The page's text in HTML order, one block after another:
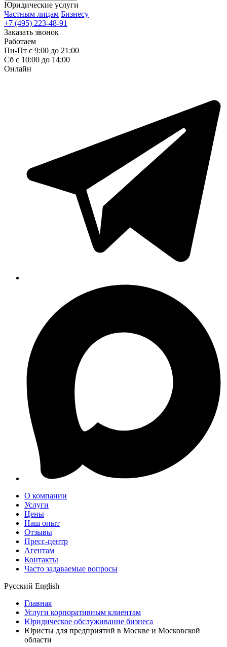
Юридические услуги
Частным лицам Бизнесу
+7 (495) 223-48-91
Заказать звонок
Работаем
Пн-Пт с 9:00 до 21:00
Сб с 10:00 до 14:00
Онлайн
О компании
Услуги
Цены
Наш опыт
Отзывы
Пресс-центр
Агентам
Контакты
Часто задаваемые вопросы
Русский English
Главная
Услуги корпоративным клиентам
Юридическое обслуживание бизнеса
Юристы для предприятий в Москве и Московской
области